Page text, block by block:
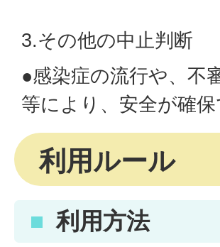
3.その他の中止判断
●感染症の流行や、不
等により、安全が確
利用ルール
利用方法